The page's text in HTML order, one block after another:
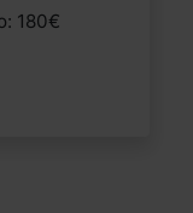
180€